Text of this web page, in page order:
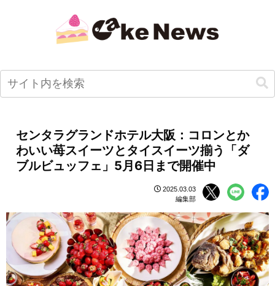
センタラグランドホテル大阪：コロンとか
わいい苺スイーツとタイスイーツ揃う「ダ
ブルビュッフェ」5月6日まで開催中
2025.03.03
編集部